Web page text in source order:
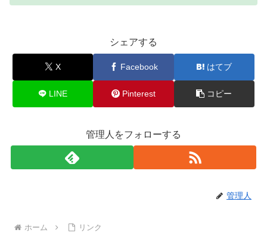
シェアする
X Facebook はてブ
LINE Pinterest コピー
管理人をフォローする
管理人
ホーム リンク